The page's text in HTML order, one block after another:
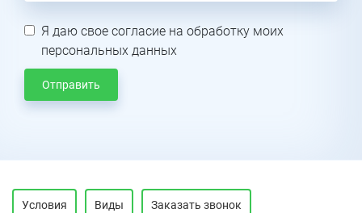
Я даю свое согласие на обработку моих
персональных данных
Отправить
Условия Виды Заказать звонок